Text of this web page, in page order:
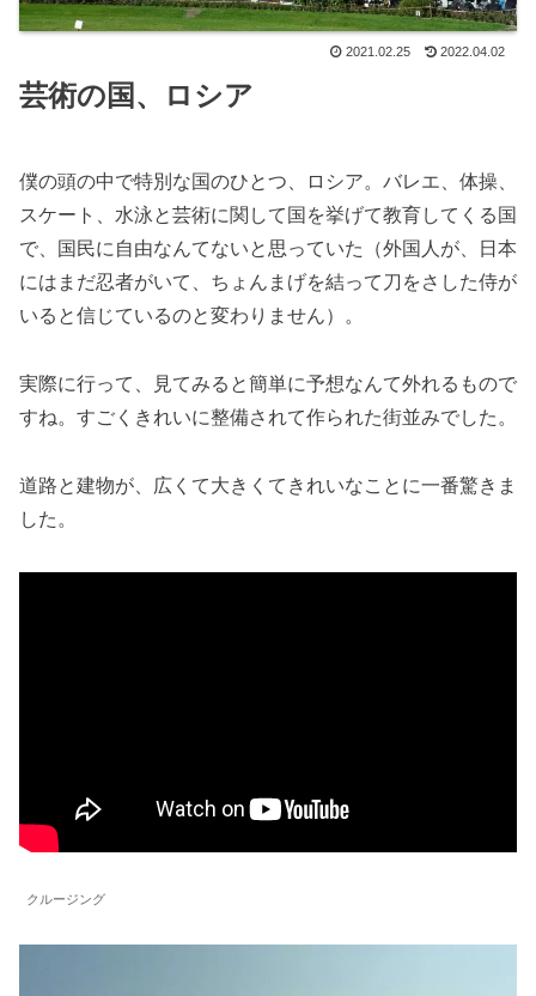
2021.02.25 2022.04.02
芸術の国、ロシア
僕の頭の中で特別な国のひとつ、ロシア。バレエ、体操、
スケート、水泳と芸術に関して国を挙げて教育してくる国
で、国民に自由なんてないと思っていた（外国人が、日本
にはまだ忍者がいて、ちょんまげを結って刀をさした侍が
いると信じているのと変わりません）。
実際に行って、見てみると簡単に予想なんて外れるもので
すね。すごくきれいに整備されて作られた街並みでした。
道路と建物が、広くて大きくてきれいなことに一番驚きま
した。
クルージング